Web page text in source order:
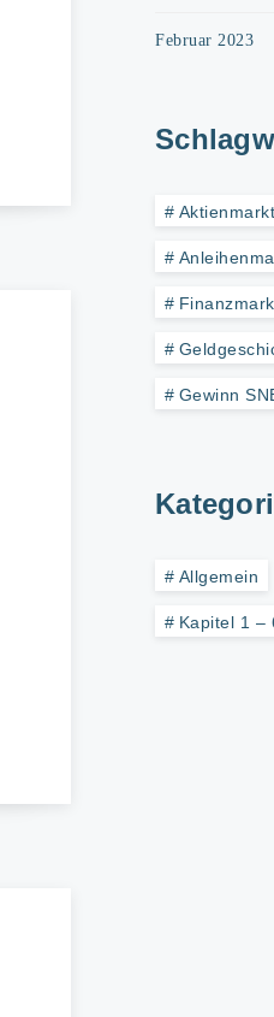
Februar 2023
Aktienmarkt
Gewinn
Allgemein
Kapitel 1 –